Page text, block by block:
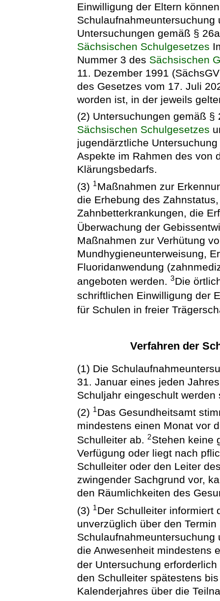
Einwilligung der Eltern
Untersuchungen gemäß §
Sächsischen Schulgesetzes
Nummer 3 des Sächsischen
11. Dezember 1991
des Gesetzes vom 17. Juli
worden ist, in der jeweils
(2) Untersuchungen gemäß
Sächsischen Schulgesetzes
jugendärztliche
Aspekte im Rahmen des von
Klärungsbedarfs.
(3) 1Maßnahmen zur
die Erhebung des
Zahnbetterkrankungen, die
Überwachung der
Maßnahmen zur Verhütung
Mundhygieneunterweisung,
Fluoridanwendung
angeboten werden.3Die
schriftlichen Einwilligung der
für Schulen in freier
Verfahren der
(1) Die
31. Januar eines jeden
Schuljahr eingeschult werden
(2) 1Das Gesundheitsamt
mindestens einen Monat vor
Schulleiter ab.2Stehen keine
Verfügung oder liegt nach
Schulleiter oder den Leiter
zwingender Sachgrund vor,
den Räumlichkeiten des
(3) 1Der Schulleiter informiert
unverzüglich über den
die Anwesenheit mindestens
der Untersuchung
den Schulleiter spätestens
Kalenderjahres über die